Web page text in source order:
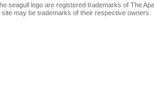
seagull logo are registered trademarks of The
may be trademarks of their respective owners.